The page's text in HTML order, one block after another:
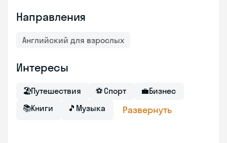
Направления
Английский для взрослых
Интересы
🏖Путешествия ⚽ Спорт 💼Бизнес
📚Книги 🎵 Музыка Развернуть